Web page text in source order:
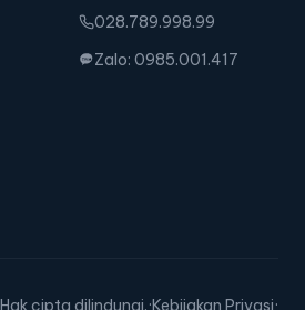
028.789.998.99
Zalo: 0985.001.417